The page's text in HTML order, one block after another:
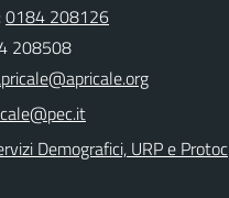
0184 208126
208508
Demografici, URP e Protoc